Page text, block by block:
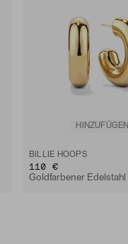
HINZUFÜGEN
BILLIE HOOPS
110 €
Goldfarbener Edelstahl